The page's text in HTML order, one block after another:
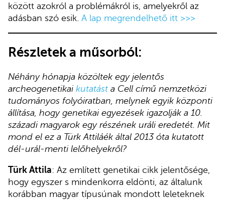
között azokról a problémákról is, amelyekről az
adásban szó esik. A lap megrendelhető itt >>>
Részletek a műsorból:
Néhány hónapja közöltek egy jelentős
archeogenetikai kutatást a Cell című nemzetközi
tudományos folyóiratban, melynek egyik központi
állítása, hogy genetikai egyezések igazolják a 10.
századi magyarok egy részének uráli eredetét. Mit
mond el ez a Türk Attiláék által 2013 óta kutatott
dél-urál-menti lelőhelyekről?
Türk Attila: Az említett genetikai cikk jelentősége,
hogy egyszer s mindenkorra eldönti, az általunk
korábban magyar típusúnak mondott leleteknek